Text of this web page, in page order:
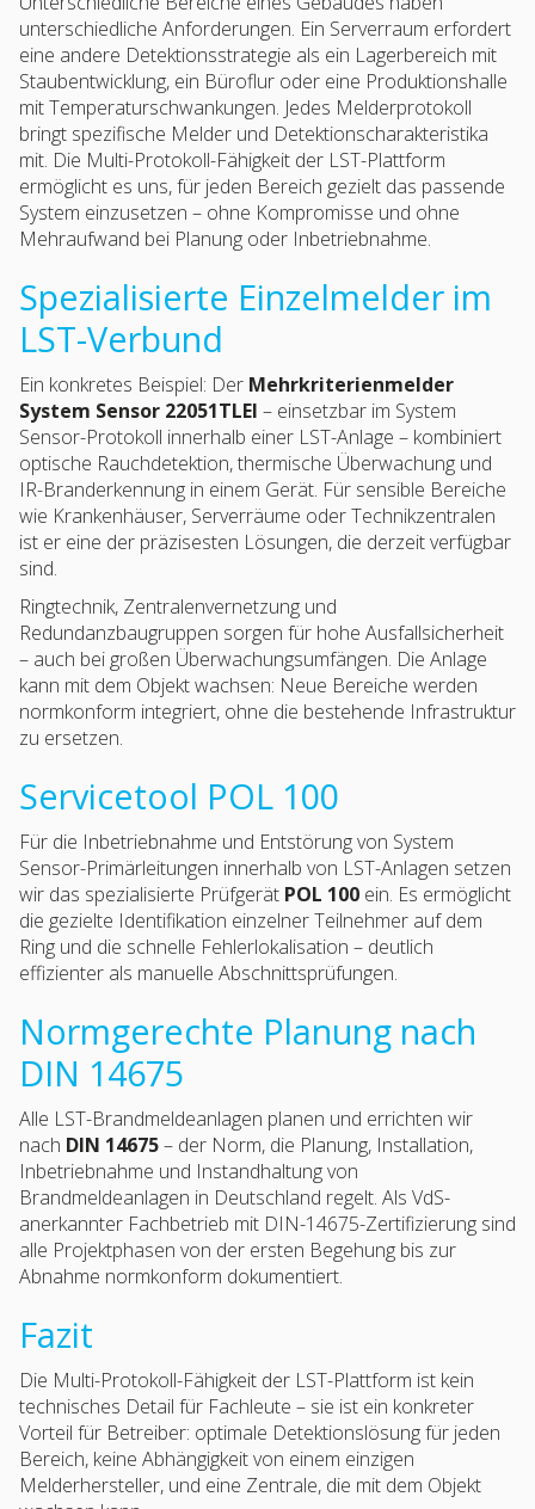
unterschiedliche Anforderungen. Ein Serverraum erfordert
eine andere Detektionsstrategie als ein Lagerbereich mit
Staubentwicklung, ein Büroflur oder eine Produktionshalle
mit Temperaturschwankungen. Jedes Melderprotokoll
bringt spezifische Melder und Detektionscharakteristika
mit. Die Multi-Protokoll-Fähigkeit der LST-Plattform
ermöglicht es uns, für jeden Bereich gezielt das passende
System einzusetzen – ohne Kompromisse und ohne
Mehraufwand bei Planung oder Inbetriebnahme.
Spezialisierte Einzelmelder im
LST-Verbund
Ein konkretes Beispiel: Der Mehrkriterienmelder
System Sensor 22051TLEI – einsetzbar im System
Sensor-Protokoll innerhalb einer LST-Anlage – kombiniert
optische Rauchdetektion, thermische Überwachung und
IR-Branderkennung in einem Gerät. Für sensible Bereiche
wie Krankenhäuser, Serverräume oder Technikzentralen
ist er eine der präzisesten Lösungen, die derzeit verfügbar
sind.
Ringtechnik, Zentralenvernetzung und
Redundanzbaugruppen sorgen für hohe Ausfallsicherheit
– auch bei großen Überwachungsumfängen. Die Anlage
kann mit dem Objekt wachsen: Neue Bereiche werden
normkonform integriert, ohne die bestehende Infrastruktur
zu ersetzen.
Servicetool POL 100
Für die Inbetriebnahme und Entstörung von System
Sensor-Primärleitungen innerhalb von LST-Anlagen setzen
wir das spezialisierte Prüfgerät POL 100 ein. Es ermöglicht
die gezielte Identifikation einzelner Teilnehmer auf dem
Ring und die schnelle Fehlerlokalisation – deutlich
effizienter als manuelle Abschnittsprüfungen.
Normgerechte Planung nach
DIN 14675
Alle LST-Brandmeldeanlagen planen und errichten wir
nach DIN 14675– der Norm, die Planung, Installation,
Inbetriebnahme und Instandhaltung von
Brandmeldeanlagen in Deutschland regelt. Als VdS-
anerkannter Fachbetrieb mit DIN-14675-Zertifizierung sind
alle Projektphasen von der ersten Begehung bis zur
Abnahme normkonform dokumentiert.
Fazit
Die Multi-Protokoll-Fähigkeit der LST-Plattform ist kein
technisches Detail für Fachleute – sie ist ein konkreter
Vorteil für Betreiber: optimale Detektionslösung für jeden
Bereich, keine Abhängigkeit von einem einzigen
Melderhersteller, und eine Zentrale, die mit dem Objekt